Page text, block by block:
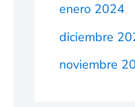
enero 2024
diciembre
noviembre